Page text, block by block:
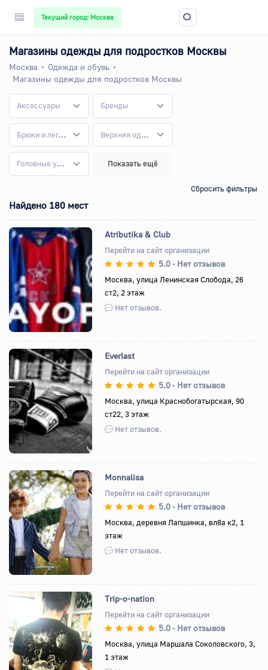
Текущий город: Москва
Магазины одежды для подростков Москвы
Москва
Одежда и обувь
Магазины одежды для подростков Москвы
Аксессуары Бренды
Брюки и легинсы Верхняя одежда
Головные уборы Показать ещё
Сбросить фильтры
Найдено 180 мест
Назад Вперед
Atributika & Club
Перейти на сайт организации
5.0 • Нет отзывов
Москва, улица Ленинская Слобода, 26
ст2, 2 этаж
Нет отзывов.
Назад Вперед
Everlast
Перейти на сайт организации
5.0 • Нет отзывов
Москва, улица Краснобогатырская, 90
ст22, 3 этаж
Нет отзывов.
Назад Вперед
Monnalisa
Перейти на сайт организации
5.0 • Нет отзывов
Москва, деревня Лапшинка, вл8а к2, 1
этаж
Нет отзывов.
Назад Вперед
Trip-o-nation
Перейти на сайт организации
5.0 • Нет отзывов
Москва, улица Маршала Соколовского, 3,
1 этаж